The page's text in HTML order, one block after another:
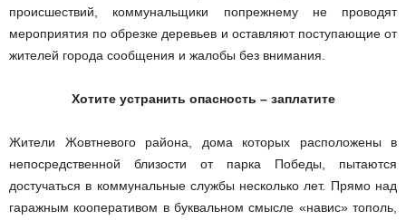
происшествий, коммунальщики по­прежнему не проводят
мероприятия по обрезке деревьев и оставляют поступающие от
жителей города сообщения и жалобы без внимания.
Хотите устранить опасность – заплатите
Жители Жовтневого района, дома которых расположены в
непосредственной близости от парка Победы, пытаются
достучаться в коммунальные службы несколько лет. Прямо над
гаражным кооперативом в буквальном смысле «навис» тополь,